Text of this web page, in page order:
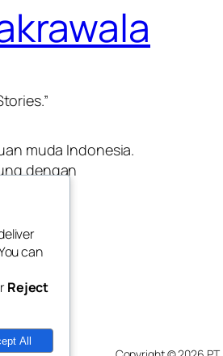
muda Indonesia.
dengan
can
Reject
All